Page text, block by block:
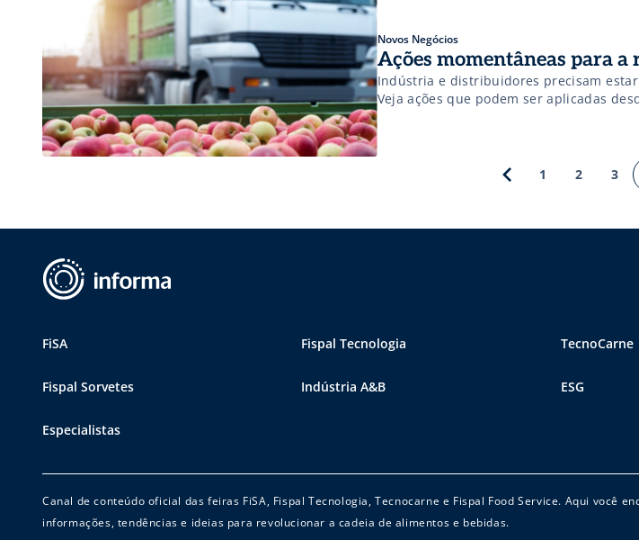
Novos Negócios
Ações momentâneas para a
Indústria e distribuidores precisam
Veja ações que podem ser aplicadas
1 2 3
FiSA Fispal Tecnologia TecnoCarne
Fispal Sorvetes Indústria A&B ESG
Especialistas
Canal de conteúdo oficial das feiras FiSA, Fispal Tecnologia, Tecnocarne e Fispal Food Service. Aqui
informações, tendências e ideias para revolucionar a cadeia de alimentos e bebidas.